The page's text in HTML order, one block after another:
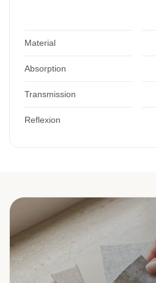
Material
Absorption
Transmission
Reflexion